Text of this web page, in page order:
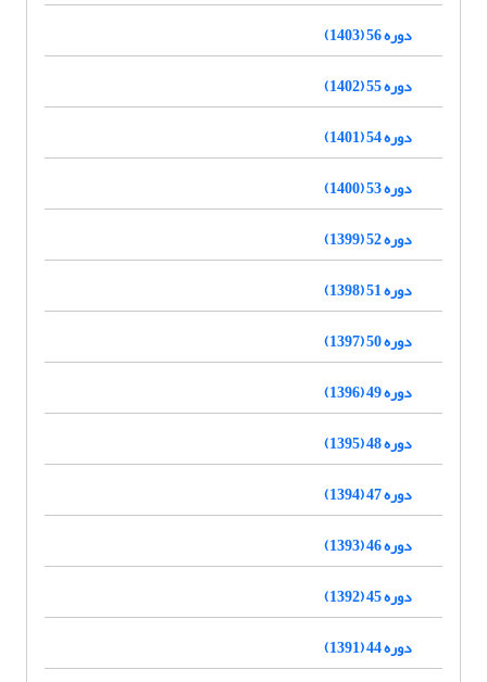
دوره 56 (1403)
دوره 55 (1402)
دوره 54 (1401)
دوره 53 (1400)
دوره 52 (1399)
دوره 51 (1398)
دوره 50 (1397)
دوره 49 (1396)
دوره 48 (1395)
دوره 47 (1394)
دوره 46 (1393)
دوره 45 (1392)
دوره 44 (1391)